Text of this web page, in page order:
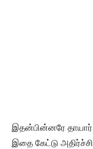
இதன்பின்னரே தாயார்
இதை கேட்டு